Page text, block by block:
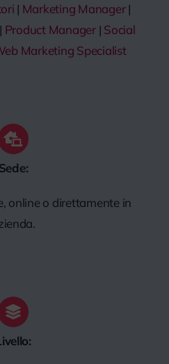
| Marketing Manager|
| Product Manager| Social
Marketing Specialist
Sede:
online o direttamente in